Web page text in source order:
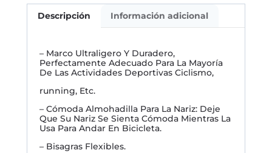
Descripción Información adicional
– Marco Ultraligero Y Duradero,
Perfectamente Adecuado Para La Mayoría
De Las Actividades Deportivas Ciclismo,
running, Etc.
– Cómoda Almohadilla Para La Nariz: Deje
Que Su Nariz Se Sienta Cómoda Mientras La
Usa Para Andar En Bicicleta.
– Bisagras Flexibles.